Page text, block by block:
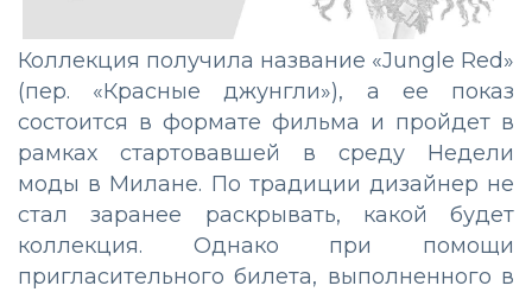
Коллекция получила название «Jungle Red»
(пер. «Красные джунгли»), а ее показ
состоится в формате фильма и пройдет в
рамках стартовавшей в среду Недели
моды в Милане. По традиции дизайнер не
стал заранее раскрывать, какой будет
коллекция. Однако при помощи
пригласительного билета, выполненного в